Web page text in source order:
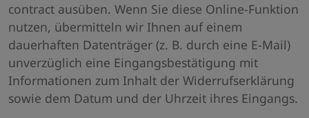
contract ausüben. Wenn Sie diese Online-Funktion
nutzen, übermitteln wir Ihnen auf einem
dauerhaften Datenträger (z. B. durch eine E-Mail)
unverzüglich eine Eingangsbestätigung mit
Informationen zum Inhalt der Widerrufserklärung
sowie dem Datum und der Uhrzeit ihres Eingangs.